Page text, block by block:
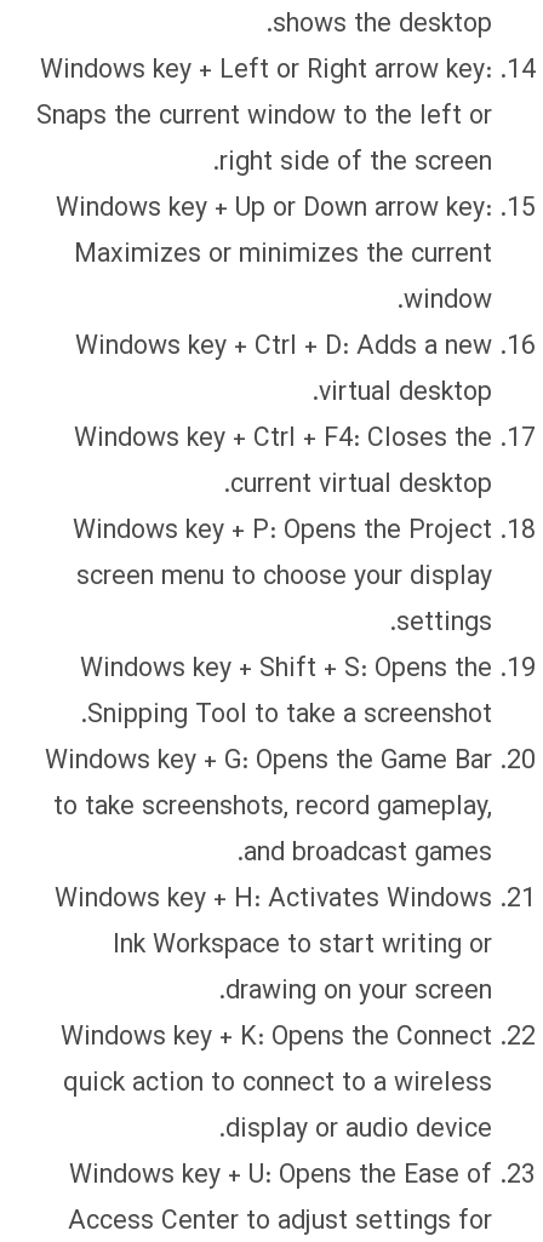
shows the desktop.
Windows key + Left or Right arrow key:
Snaps the current window to the left or
right side of the screen.
Windows key + Up or Down arrow key:
Maximizes or minimizes the current
window.
Windows key + Ctrl + D: Adds a new
virtual desktop.
Windows key + Ctrl + F4: Closes the
current virtual desktop.
Windows key + P: Opens the Project
screen menu to choose your display
settings.
Windows key + Shift + S: Opens the
Snipping Tool to take a screenshot.
Windows key + G: Opens the Game Bar
to take screenshots, record gameplay,
and broadcast games.
Windows key + H: Activates Windows
Ink Workspace to start writing or
drawing on your screen.
Windows key + K: Opens the Connect
quick action to connect to a wireless
display or audio device.
Windows key + U: Opens the Ease of
Access Center to adjust settings for